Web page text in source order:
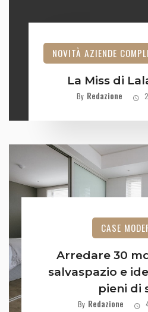
NOVITÀ AZIENDE
La Miss di
By Redazione
CASE
Arredare 30
salvaspazio e
pieni di
By Redazione